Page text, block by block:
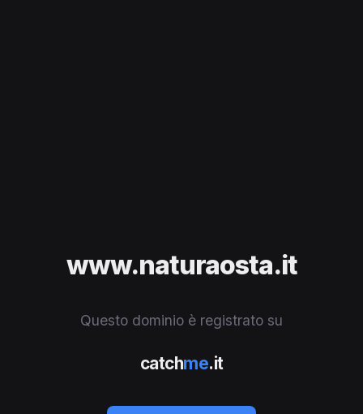
www.naturaosta.it
Questo dominio è registrato su
catchme.it